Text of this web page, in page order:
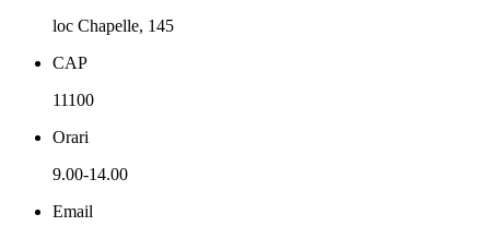
loc Chapelle, 145
CAP
11100
Orari
9.00-14.00
Email